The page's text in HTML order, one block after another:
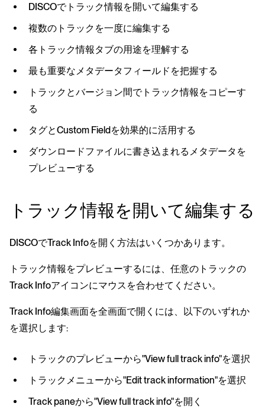
DISCOでトラック情報を開いて編集する
複数のトラックを一度に編集する
各トラック情報タブの用途を理解する
最も重要なメタデータフィールドを把握する
トラックとバージョン間でトラック情報をコピーす
る
タグとCustom Fieldを効果的に活用する
ダウンロードファイルに書き込まれるメタデータを
プレビューする
トラック情報を開いて編集する
DISCOでTrack Infoを開く方法はいくつかあります。
トラック情報をプレビューするには、任意のトラックの
Track Infoアイコンにマウスを合わせてください。
Track Info編集画面を全画面で開くには、以下のいずれか
を選択します:
トラックのプレビューから"View full track info"を選択
トラックメニューから"Edit track information"を選択
Track paneから"View full track info"を開く